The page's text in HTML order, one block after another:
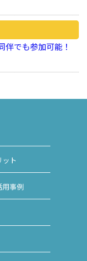
でも参加可能！
ト
事例